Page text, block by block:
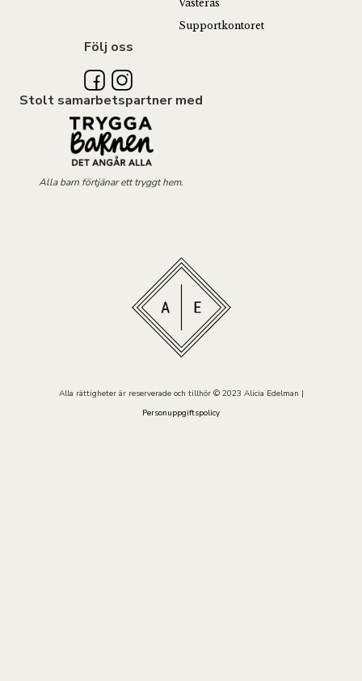
Västerås
Supportkontoret
Följ oss
Stolt samarbetspartner med
Alla barn förtjänar ett tryggt hem.
Alla rättigheter är reserverade och tillhör © 2023 Alicia Edelman |
Personuppgiftspolicy